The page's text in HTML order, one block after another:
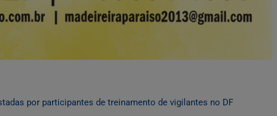
por participantes de treinamento de vigilantes no DF